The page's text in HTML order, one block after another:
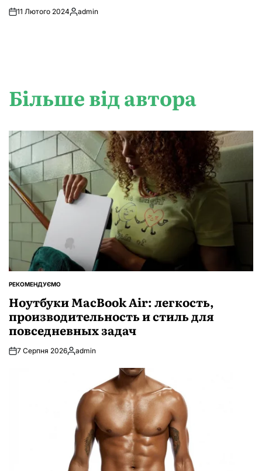
11 Лютого 2024Опубліковано
admin
Більше від автора
ОПУБЛІКУВАТИ
РЕКОМЕНДУЄМО
Ноутбуки MacBook Air: легкость,
производительность и стиль для
повседневных задач
7 Серпня 2026Опубліковано
admin